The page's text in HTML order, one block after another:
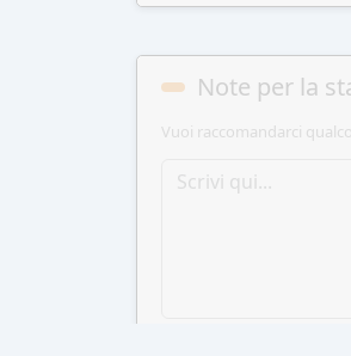
Note per la
Vuoi raccomandarci